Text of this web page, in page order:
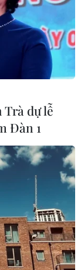
Trà dự lễ
Đàn 1